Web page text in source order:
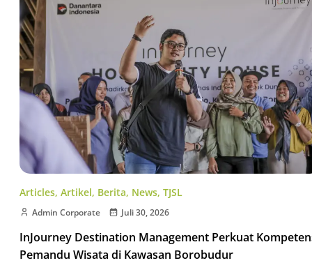
Articles, Artikel, Berita, News, TJSL
Admin Corporate Juli 30, 2026
InJourney Destination Management Perkuat
Pemandu Wisata di Kawasan Borobudur